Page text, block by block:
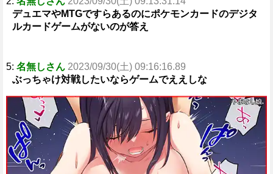
デュエマやMTGですらあるのにポケモンカードのデジタ
ルカードゲームがないのが答え
5: 名無しさん 2023/09/30(土) 09:16:16.89
ぶっちゃけ対戦したいならゲームでええしな